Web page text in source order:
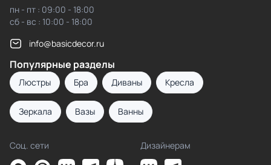
пн - пт : 09:00 - 18:00
сб - вс : 10:00 - 18:00
info@basicdecor.ru
Популярные разделы
Люстры Бра Диваны Кресла
Зеркала Вазы Ванны
Соц. сети Дизайнерам